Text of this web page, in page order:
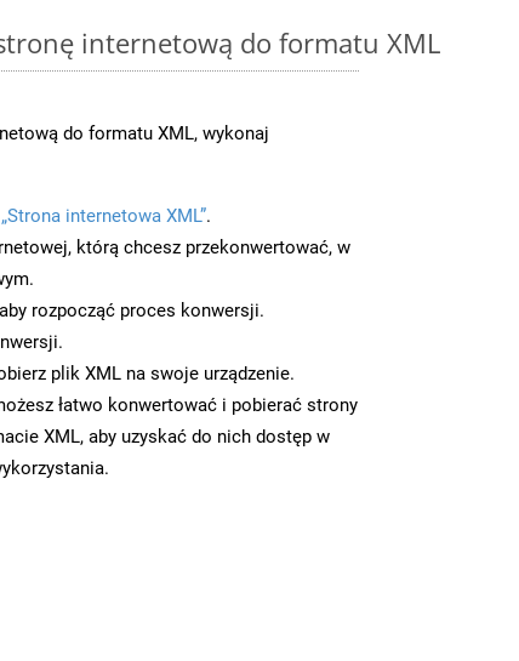
internetową do formatu XML
do formatu XML, wykonaj
„Strona internetowa XML”.
którą chcesz przekonwertować, w
rozpocząć proces konwersji.
plik XML na swoje urządzenie.
łatwo konwertować i pobierać strony
XML, aby uzyskać do nich dostęp w